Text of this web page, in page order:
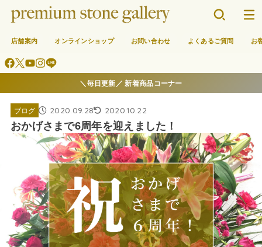
店舗案内 オンラインショップ お問い合わせ よくあるご質問 お
＼毎日更新／ 新着商品コーナー
ブログ 2020.09.28 2020.10.22
おかげさまで6周年を迎えました！